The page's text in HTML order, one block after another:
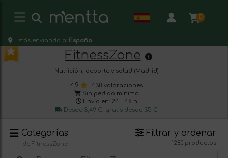
0
Estás enviando a: España
FitnessZone
Nutrición, deporte y salud (Madrid)
4,9
438 valoraciones
Sin pedido mínimo
Envío en: 24 - 48 h
Desde 3,49 €, gratis desde 35 €
Categorías
de FitnessZone
Filtrar y ordenar
1280 productos